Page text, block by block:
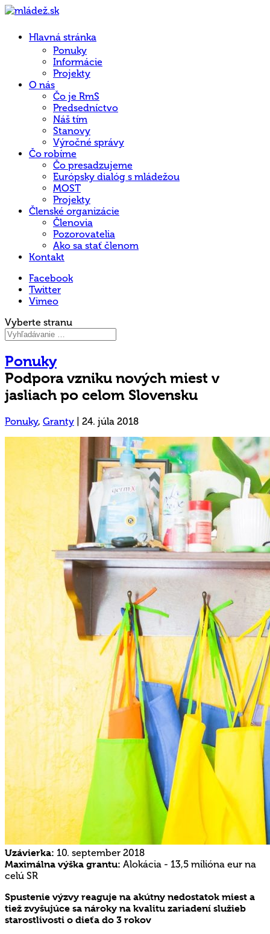
Hlavná stránka
Ponuky
Informácie
Projekty
O nás
Čo je RmS
Predsedníctvo
Náš tím
Stanovy
Výročné správy
Čo robíme
Čo presadzujeme
Európsky dialóg s mládežou
MOST
Projekty
Členské organizácie
Členovia
Pozorovatelia
Ako sa stať členom
Kontakt
Facebook
Twitter
Vimeo
Vyberte stranu
Ponuky
Podpora vzniku nových miest v
jasliach po celom Slovensku
Ponuky, Granty 24. júla 2018
Uzávierka: 10. september 2018
Maximálna výška grantu: Alokácia - 13,5 milióna eur na
celú SR
Spustenie výzvy reaguje na akútny nedostatok miest a
tiež zvyšujúce sa nároky na kvalitu zariadení služieb
starostlivosti o dieťa do 3 rokov